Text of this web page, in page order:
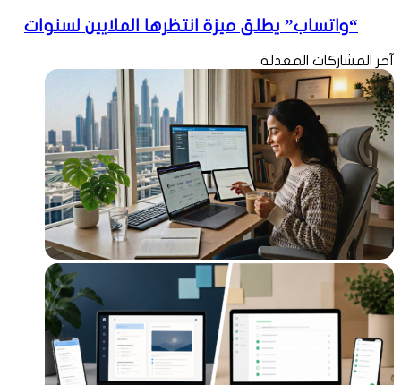
“واتساب” يطلق ميزة انتظرها الملايين لسنوات
آخر المشاركات المعدلة